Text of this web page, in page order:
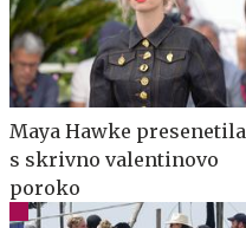
Maya Hawke presenetila
s skrivno valentinovo
poroko